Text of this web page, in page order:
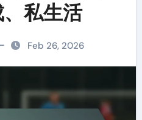
私生活
Feb 26, 2026